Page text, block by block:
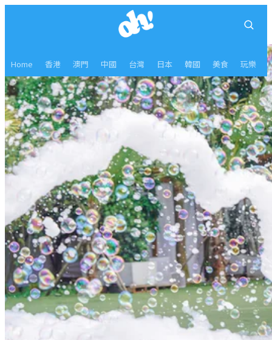
Home 香港 澳門 中國 台灣 日本 韓國 美食 玩樂